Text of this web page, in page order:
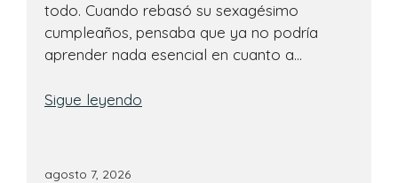
todo. Cuando rebasó su sexagésimo
cumpleaños, pensaba que ya no podría
aprender nada esencial en cuanto a…
Sigue leyendo
agosto 7, 2026